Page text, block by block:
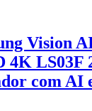
Vision
4K LS03F
com AI